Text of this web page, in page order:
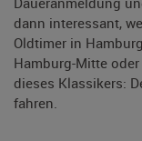
dann interessant,
Oldtimer in
Hamburg-Mitte
dieses Klassikers:
fahren.